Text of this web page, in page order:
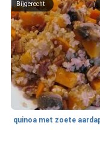
Bijgerecht